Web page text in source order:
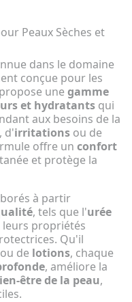
Peaux Sèches et
dans le domaine
conçue pour les
une gamme
et hydratants qui
aux besoins de la
, d'irritations ou de
offre un confort
et protège la
à partir
, tels que l'urée
propriétés
Qu'il
ou de lotions, chaque
, améliore la
être de la peau,